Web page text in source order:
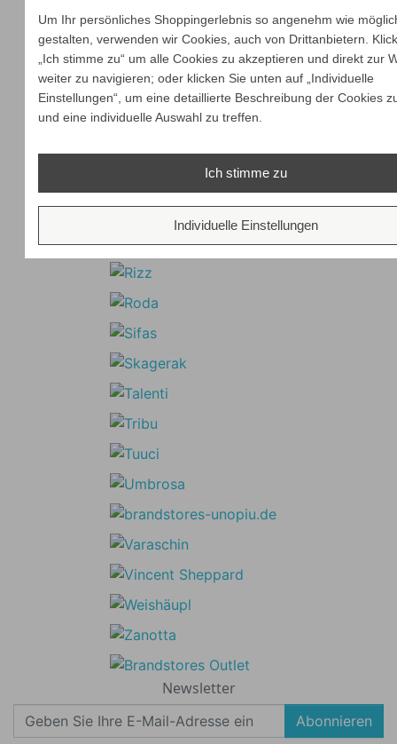
Newsletter
Abonnieren
Um Ihr persönliches Shoppingerlebnis so angenehm wie
gestalten, verwenden wir Cookies, auch von Drittanbietern.
„Ich stimme zu“ um alle Cookies zu akzeptieren und direkt zur
weiter zu navigieren; oder klicken Sie unten auf „Individuelle
Einstellungen“, um eine detaillierte Beschreibung der Cookies
und eine individuelle Auswahl zu treffen.
Ich stimme zu
Individuelle Einstellungen